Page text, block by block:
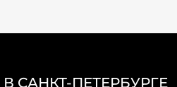
САНКТ-ПЕТЕРБУРГЕ